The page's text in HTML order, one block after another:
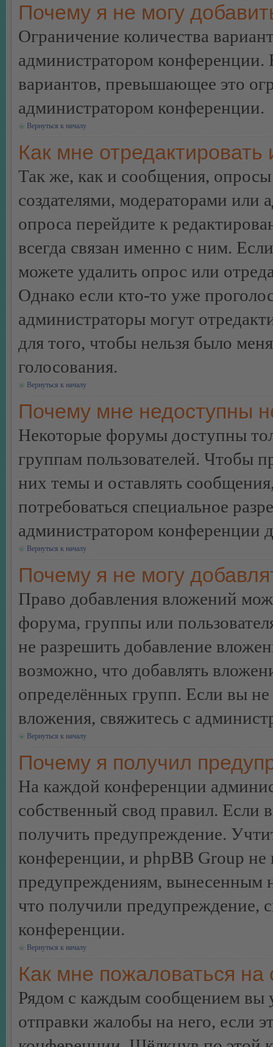
Почему я не могу
Ограничение количества
администратором конференции.
вариантов, превышающее это
администратором конференции.
Вернуться к началу
Как мне
Так же, как и сообщения, опросы
создателями, модераторами или
опроса перейдите к
всегда связан именно с ним.
можете удалить опрос или
Однако если кто-то уже
администраторы могут
для того, чтобы нельзя было
голосования.
Вернуться к началу
Почему мне недоступны
Некоторые форумы доступны
группам пользователей. Чтобы
них темы и оставлять
потребоваться специальное
администратором конференции
Вернуться к началу
Почему я не могу
Право добавления вложений
форума, группы или
не разрешить добавление
возможно, что добавлять
определённых групп. Если вы не
вложения, свяжитесь с
Вернуться к началу
Почему я получил
На каждой конференции
собственный свод правил.
получить предупреждение.
конференции, и phpBB Group не
предупреждениям, вынесенным
что получили предупреждение,
конференции.
Вернуться к началу
Как мне пожаловаться
Рядом с каждым сообщением вы
отправки жалобы на него, если